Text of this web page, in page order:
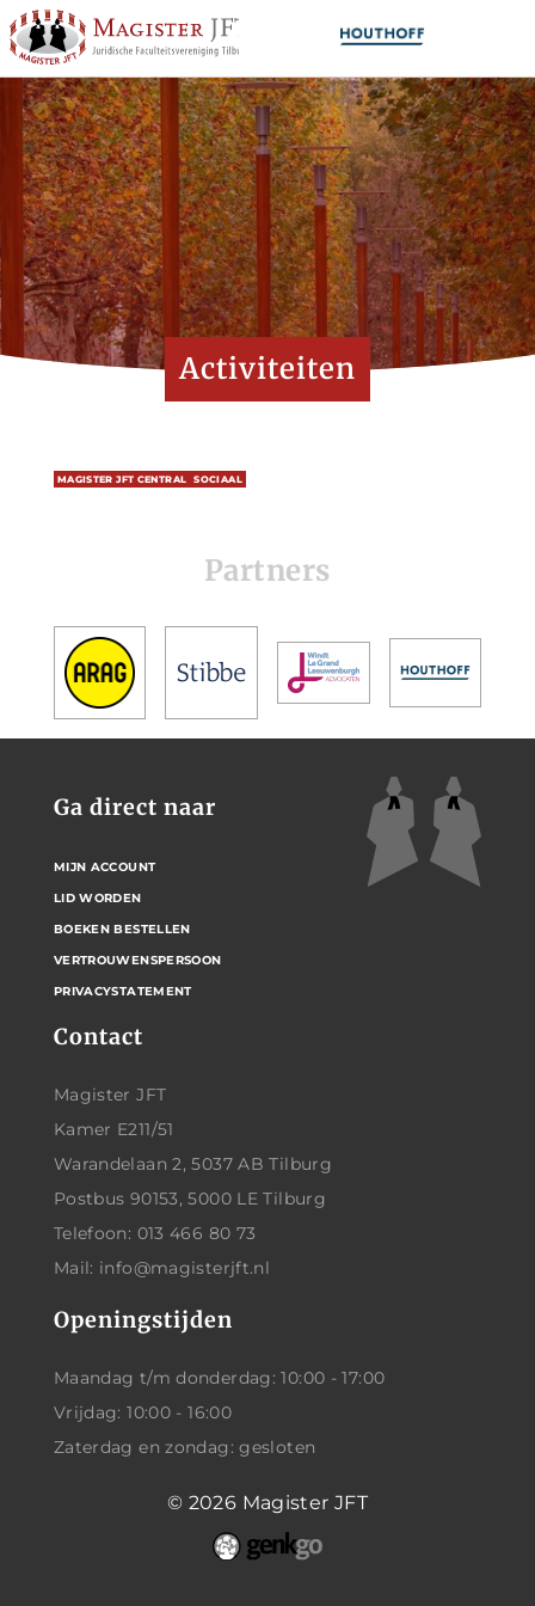
Activiteiten
MAGISTER JFT CENTRAL SOCIAAL
Partners
Contact
Magister JFT
Kamer E211/51
Warandelaan 2, 5037 AB Tilburg
Postbus 90153, 5000 LE Tilburg
Telefoon: 013 466 80 73
Mail: info@magisterjft.nl
Openingstijden
Maandag t/m donderdag: 10:00 - 17:00
Vrijdag: 10:00 - 16:00
Zaterdag en zondag: gesloten
Ga direct naar
MIJN ACCOUNT
LID WORDEN
BOEKEN BESTELLEN
VERTROUWENSPERSOON
PRIVACYSTATEMENT
© 2026 Magister JFT